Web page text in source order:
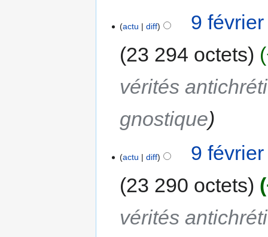
actu diff
9
23 294 octets
vérités
gnostique
actu diff
9
23 290 octets
vérités